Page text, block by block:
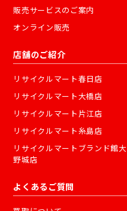
販売サービスのご案内
オンライン販売
店舗のご紹介
リサイクルマート春日店
リサイクルマート大橋店
リサイクルマート片江店
リサイクルマート糸島店
リサイクルマートブランド館大
野城店
よくあるご質問